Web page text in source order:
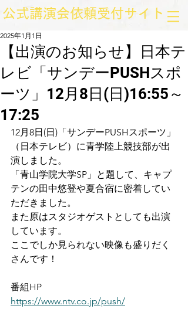
​公式講演会依頼受付サイト
【出演のお知らせ】日本テ
レビ「サンデーPUSHスポ
ーツ」12月8日(日)16:55～
17:25
2025年1月1日
12月8日(日)「サンデーPUSHスポーツ」
（日本テレビ）に青学陸上競技部が出
演しました。
「青山学院大学SP」と題して、キャプ
テンの田中悠登や夏合宿に密着してい
ただきました。
また原はスタジオゲストとしても出演
しています。
ここでしか見られない映像も盛りだく
さんです！
番組HP
https://www.ntv.co.jp/push/